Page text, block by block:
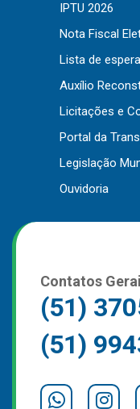
Outros
IPTU 2026
Nota Fiscal
Lista de
Auxílio
Licitações e
Portal da
Legislação
Ouvidoria
Contatos
(51)
(51)